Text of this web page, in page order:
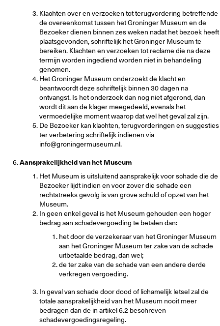
Klachten over en verzoeken tot terugvordering betreffende
de overeenkomst tussen het Groninger Museum en de
Bezoeker dienen binnen zes weken nadat het bezoek heeft
plaatsgevonden, schriftelijk het Groninger Museum te
bereiken. Klachten en verzoeken tot reclame die na deze
termijn worden ingediend worden niet in behandeling
genomen.
Het Groninger Museum onderzoekt de klacht en
beantwoordt deze schriftelijk binnen 30 dagen na
ontvangst. Is het onderzoek dan nog niet afgerond, dan
wordt dit aan de klager meegedeeld, evenals het
vermoedelijke moment waarop dat wel het geval zal zijn.
De Bezoeker kan klachten, terugvorderingen en suggesties
ter verbetering schriftelijk indienen via
info@groningermuseum.nl.
Aansprakelijkheid van het Museum
Het Museum is uitsluitend aansprakelijk voor schade die de
Bezoeker lijdt indien en voor zover die schade een
rechtstreeks gevolg is van grove schuld of opzet van het
Museum.
In geen enkel geval is het Museum gehouden een hoger
bedrag aan schadevergoeding te betalen dan:
het door de verzekeraar van het Groninger Museum
aan het Groninger Museum ter zake van de schade
uitbetaalde bedrag, dan wel;
de ter zake van de schade van een andere derde
verkregen vergoeding.
In geval van schade door dood of lichamelijk letsel zal de
totale aansprakelijkheid van het Museum nooit meer
bedragen dan de in artikel 6.2 beschreven
schadevergoedingsregeling.